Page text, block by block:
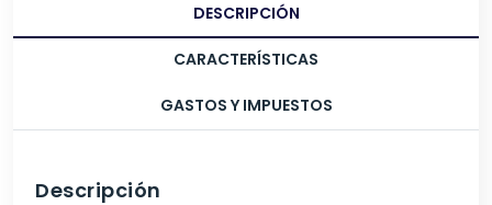
DESCRIPCIÓN
CARACTERÍSTICAS
GASTOS Y IMPUESTOS
Descripción